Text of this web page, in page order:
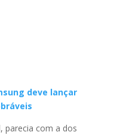
deve lançar
parecia com a dos